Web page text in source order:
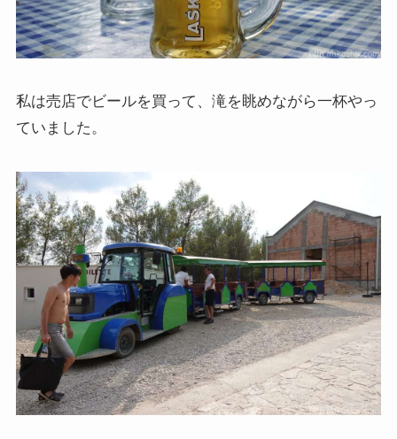
私は売店でビールを買って、滝を眺めながら一杯やっ
ていました。